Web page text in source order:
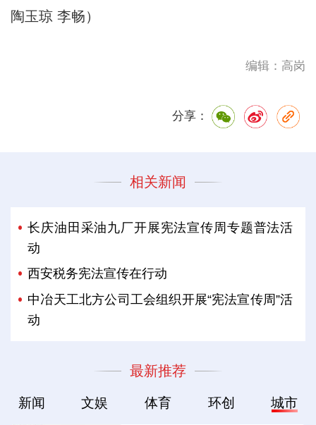
陶玉琼 李畅）
编辑：高岗
分享：
相关新闻
长庆油田采油九厂开展宪法宣传周专题普法活
动
西安税务宪法宣传在行动
中冶天工北方公司工会组织开展“宪法宣传周”活
动
最新推荐
新闻 文娱 体育 环创 城市